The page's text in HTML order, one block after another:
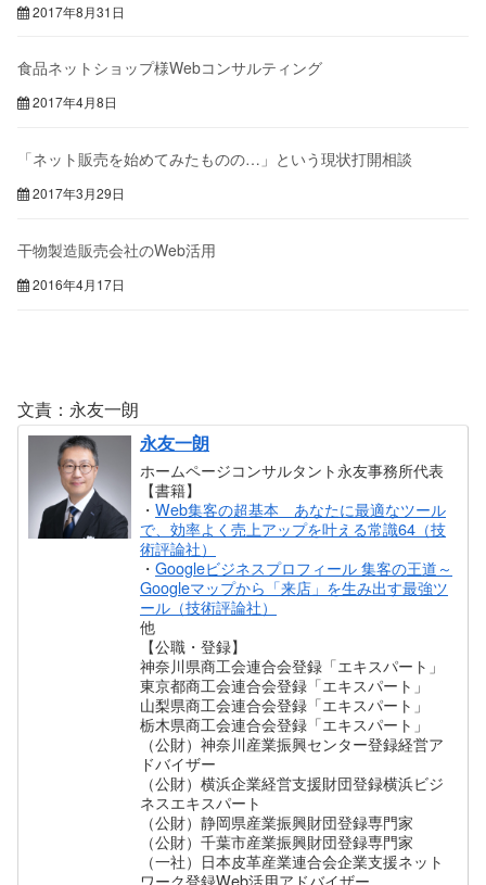
2017年8月31日
食品ネットショップ様Webコンサルティング
2017年4月8日
「ネット販売を始めてみたものの…」という現状打開相談
2017年3月29日
干物製造販売会社のWeb活用
2016年4月17日
文責：永友一朗
永友一朗
ホームページコンサルタント永友事務所代表
【書籍】
・Web集客の超基本 あなたに最適なツール
で、効率よく売上アップを叶える常識64（技
術評論社）
・Googleビジネスプロフィール 集客の王道～
Googleマップから「来店」を生み出す最強ツ
ール（技術評論社）
他
【公職・登録】
神奈川県商工会連合会登録「エキスパート」
東京都商工会連合会登録「エキスパート」
山梨県商工会連合会登録「エキスパート」
栃木県商工会連合会登録「エキスパート」
（公財）神奈川産業振興センター登録経営ア
ドバイザー
（公財）横浜企業経営支援財団登録横浜ビジ
ネスエキスパート
（公財）静岡県産業振興財団登録専門家
（公財）千葉市産業振興財団登録専門家
（一社）日本皮革産業連合会企業支援ネット